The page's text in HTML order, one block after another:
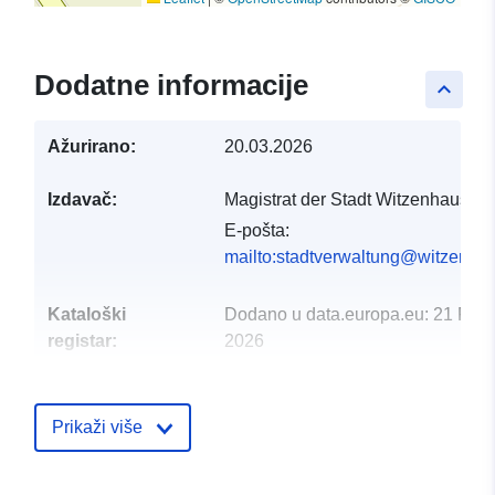
keyboard_arrow_up
Dodatne informacije
Ažurirano: 20.03.2026
Izdavač:
Magistrat der Stadt Witzenhausen
E-pošta:
Kataloški
registar:
Dodano u data.europa.eu: 21
2026
Prostorno:
Prikaži više